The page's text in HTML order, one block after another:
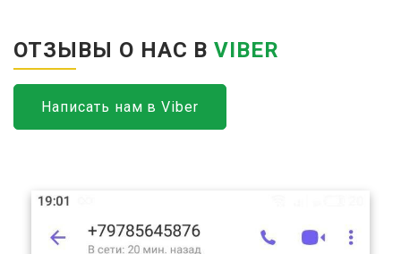
ОТЗЫВЫ О НАС ВVIBER
Написать нам в Viber